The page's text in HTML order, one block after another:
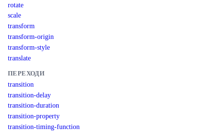
rotate
scale
transform
transform-origin
transform-style
translate
ПЕРЕХОДИ
transition
transition-delay
transition-duration
transition-property
transition-timing-function